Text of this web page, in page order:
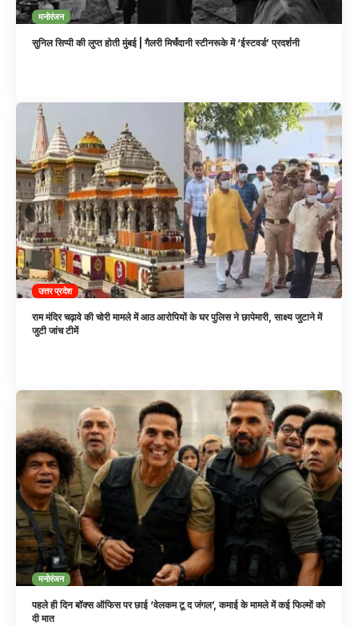
मनोरंजन
सुनिल सिप्पी की लुप्त होती मुंबई | गैलरी मिर्चंदानी स्टीनरूके में ‘ईस्टवर्ड’ प्रदर्शनी
उत्तर प्रदेश
राम मंदिर चढ़ावे की चोरी मामले में आठ आरोपियों के घर पुलिस ने छापेमारी, साक्ष्य जुटाने में
जुटी जांच टीमें
मनोरंजन
पहले ही दिन बॉक्स ऑफिस पर छाई ‘वेलकम टू द जंगल’, कमाई के मामले में कई फिल्मों को
दी मात